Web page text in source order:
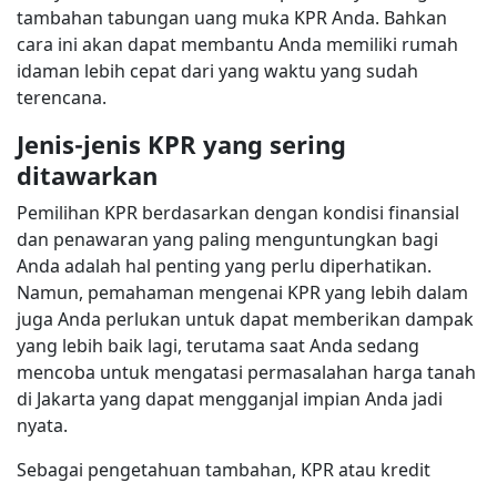
tambahan tabungan uang muka KPR Anda. Bahkan
cara ini akan dapat membantu Anda memiliki rumah
idaman lebih cepat dari yang waktu yang sudah
terencana.
Jenis-jenis KPR yang sering
ditawarkan
Pemilihan KPR berdasarkan dengan kondisi finansial
dan penawaran yang paling menguntungkan bagi
Anda adalah hal penting yang perlu diperhatikan.
Namun, pemahaman mengenai KPR yang lebih dalam
juga Anda perlukan untuk dapat memberikan dampak
yang lebih baik lagi, terutama saat Anda sedang
mencoba untuk mengatasi permasalahan harga tanah
di Jakarta yang dapat mengganjal impian Anda jadi
nyata.
Sebagai pengetahuan tambahan, KPR atau kredit